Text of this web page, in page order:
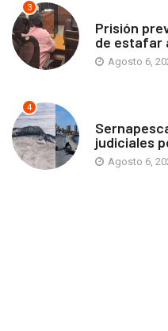
3
Prisión
de estafar
Agosto 6,
4
judiciales
Agosto 6,